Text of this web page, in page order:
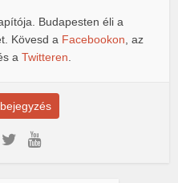
Budapesten éli a
Kövesd a Facebookon , az
a Twitteren